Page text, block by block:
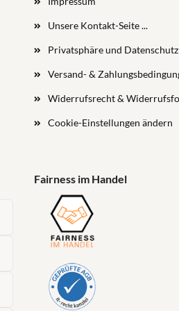
Unsere Kontakt-Seite ...
Privatsphäre und Datenschutz
Versand- &
Widerrufsrecht &
Cookie-Einstellungen ändern
Fairness im Handel